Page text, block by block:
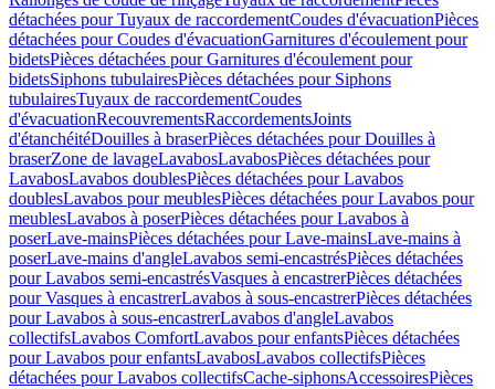
détachées pour Tuyaux de raccordementCoudes d'évacuationPièces
détachées pour Coudes d'évacuationGarnitures d'écoulement pour
bidetsPièces détachées pour Garnitures d'écoulement pour
bidetsSiphons tubulairesPièces détachées pour Siphons
tubulairesTuyaux de raccordementCoudes
d'évacuationRecouvrementsRaccordementsJoints
d'étanchéitéDouilles à braserPièces détachées pour Douilles à
braserZone de lavageLavabosLavabosPièces détachées pour
LavabosLavabos doublesPièces détachées pour Lavabos
doublesLavabos pour meublesPièces détachées pour Lavabos pour
meublesLavabos à poserPièces détachées pour Lavabos à
poserLave-mainsPièces détachées pour Lave-mainsLave-mains à
poserLave-mains d'angleLavabos semi-encastrésPièces détachées
pour Lavabos semi-encastrésVasques à encastrerPièces détachées
pour Vasques à encastrerLavabos à sous-encastrerPièces détachées
pour Lavabos à sous-encastrerLavabos d'angleLavabos
collectifsLavabos ComfortLavabos pour enfantsPièces détachées
pour Lavabos pour enfantsLavabosLavabos collectifsPièces
détachées pour Lavabos collectifsCache-siphonsAccessoiresPièces